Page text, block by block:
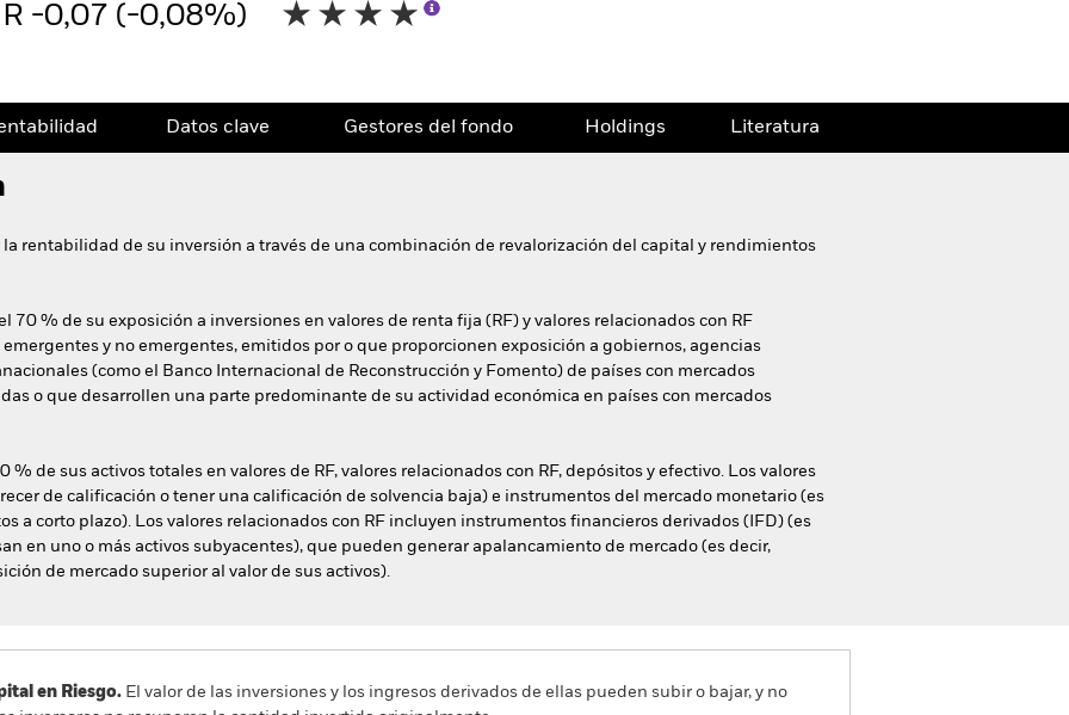
-0,07 (-0,08%)
Datos clave Gestores del fondo Holdings Literatura
rentabilidad de su inversión a través de una combinación de revalorización del capital y rendimientos
70 % de su exposición a inversiones en valores de renta fija (RF) y valores relacionados con RF
y no emergentes, emitidos por o que proporcionen exposición a gobiernos, agencias
(como el Banco Internacional de Reconstrucción y Fomento) de países con mercados
o que desarrollen una parte predominante de su actividad económica en países con mercados
% de sus activos totales en valores de RF, valores relacionados con RF, depósitos y efectivo. Los valores
de calificación o tener una calificación de solvencia baja) e instrumentos del mercado monetario (es
a corto plazo). Los valores relacionados con RF incluyen instrumentos financieros derivados (IFD) (es
en uno o más activos subyacentes), que pueden generar apalancamiento de mercado (es decir,
de mercado superior al valor de sus activos).
en Riesgo. El valor de las inversiones y los ingresos derivados de ellas pueden subir o bajar, y no